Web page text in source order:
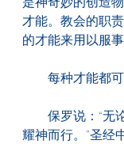
才能。教会的职
的才能来用以服事
每种才能都可
保罗说：“无
耀神而行。”圣经